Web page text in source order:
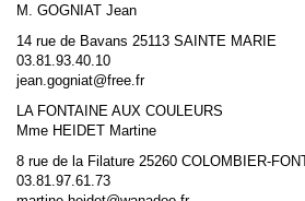
M. GOGNIAT Jean
14 rue de Bavans 25113 SAINTE MARIE
03.81.93.40.10
jean.gogniat@free.fr
LA FONTAINE AUX COULEURS
Mme HEIDET Martine
8 rue de la Filature 25260 COLOMBIER-
03.81.97.61.73